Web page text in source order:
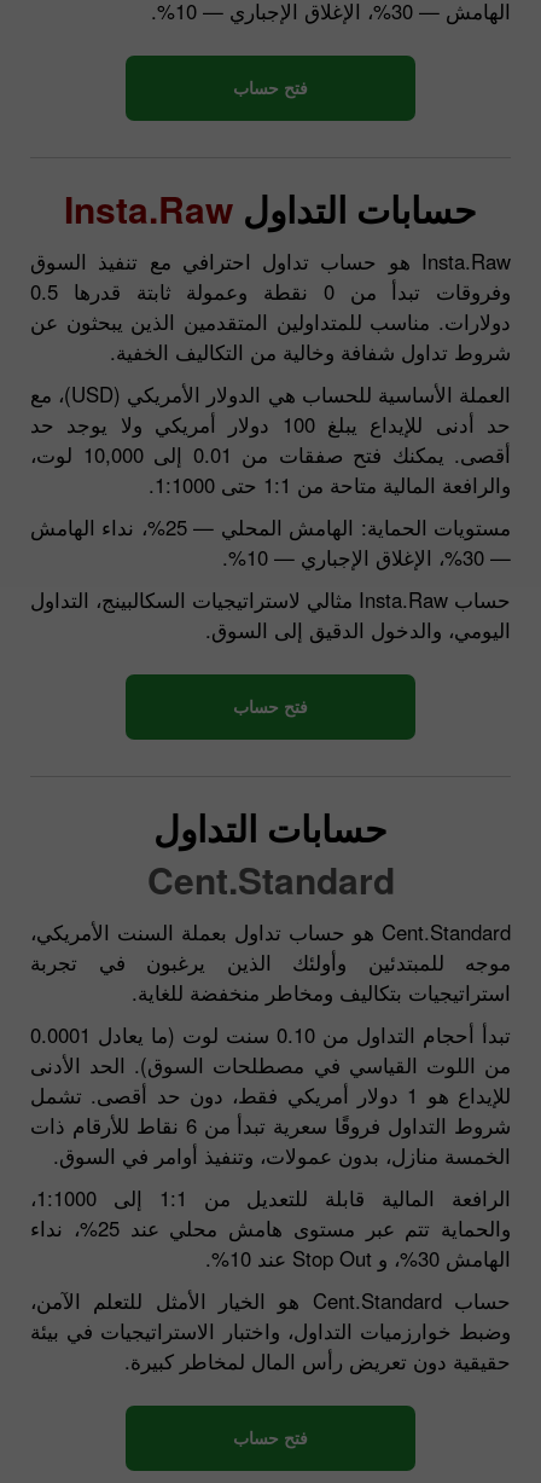
الهامش — 30%، الإغلاق الإجباري — 10%.
فتح حساب
حسابات التداول Insta.Raw
Insta.Raw هو حساب تداول احترافي مع تنفيذ السوق
وفروقات تبدأ من 0 نقطة وعمولة ثابتة قدرها 0.5
دولارات. مناسب للمتداولين المتقدمين الذين يبحثون عن
شروط تداول شفافة وخالية من التكاليف الخفية.
العملة الأساسية للحساب هي الدولار الأمريكي (USD)، مع
حد أدنى للإيداع يبلغ 100 دولار أمريكي ولا يوجد حد
أقصى. يمكنك فتح صفقات من 0.01 إلى 10,000 لوت،
والرافعة المالية متاحة من 1:1 حتى 1:1000.
مستويات الحماية: الهامش المحلي — 25%، نداء الهامش
— 30%، الإغلاق الإجباري — 10%.
حساب Insta.Raw مثالي لاستراتيجيات السكالبينج، التداول
اليومي، والدخول الدقيق إلى السوق.
فتح حساب
حسابات التداول
Cent.Standard
Cent.Standard هو حساب تداول بعملة السنت الأمريكي،
موجه للمبتدئين وأولئك الذين يرغبون في تجربة
استراتيجيات بتكاليف ومخاطر منخفضة للغاية.
تبدأ أحجام التداول من 0.10 سنت لوت (ما يعادل 0.0001
من اللوت القياسي في مصطلحات السوق). الحد الأدنى
للإيداع هو 1 دولار أمريكي فقط، دون حد أقصى. تشمل
شروط التداول فروقًا سعرية تبدأ من 6 نقاط للأرقام ذات
الخمسة منازل، بدون عمولات، وتنفيذ أوامر في السوق.
الرافعة المالية قابلة للتعديل من 1:1 إلى 1:1000،
والحماية تتم عبر مستوى هامش محلي عند 25%، نداء
الهامش 30%، و Stop Out عند 10%.
حساب Cent.Standard هو الخيار الأمثل للتعلم الآمن،
وضبط خوارزميات التداول، واختبار الاستراتيجيات في بيئة
حقيقية دون تعريض رأس المال لمخاطر كبيرة.
فتح حساب